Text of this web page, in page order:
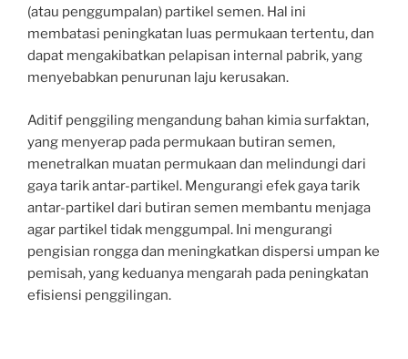
(atau penggumpalan) partikel semen. Hal ini
membatasi peningkatan luas permukaan tertentu, dan
dapat mengakibatkan pelapisan internal pabrik, yang
menyebabkan penurunan laju kerusakan.
Aditif penggiling mengandung bahan kimia surfaktan,
yang menyerap pada permukaan butiran semen,
menetralkan muatan permukaan dan melindungi dari
gaya tarik antar-partikel. Mengurangi efek gaya tarik
antar-partikel dari butiran semen membantu menjaga
agar partikel tidak menggumpal. Ini mengurangi
pengisian rongga dan meningkatkan dispersi umpan ke
pemisah, yang keduanya mengarah pada peningkatan
efisiensi penggilingan.